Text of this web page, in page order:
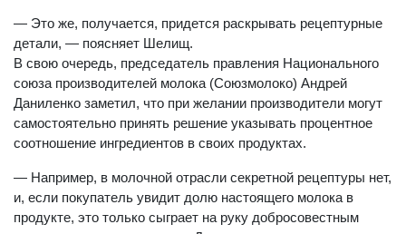
— Это же, получается, придется раскрывать рецептурные
детали, — поясняет Шелищ.
В свою очередь, председатель правления Национального
союза производителей молока (Союзмолоко) Андрей
Даниленко заметил, что при желании производители могут
самостоятельно принять решение указывать процентное
соотношение ингредиентов в своих продуктах.
— Например, в молочной отрасли секретной рецептуры нет,
и, если покупатель увидит долю настоящего молока в
продукте, это только сыграет на руку добросовестным